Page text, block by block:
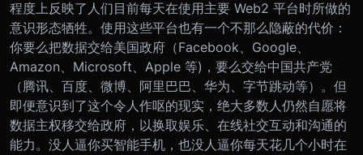
程度上反映了人们目前每天在使用主要 Web2 平台时所做的
意识形态牺牲。使用这些平台也有一个不那么隐蔽的代价：
你要么把数据交给美国政府（Facebook、Google、
Amazon、Microsoft、Apple 等)，要么交给中国共产党
（腾讯、百度、微博、阿里巴巴、华为、字节跳动等）。但
即便意识到了这个令人作呕的现实，绝大多数人仍然自愿将
数据主权移交给政府，以换取娱乐、在线社交互动和沟通的
能力。没人逼你买智能手机，也没人逼你每天花几个小时在